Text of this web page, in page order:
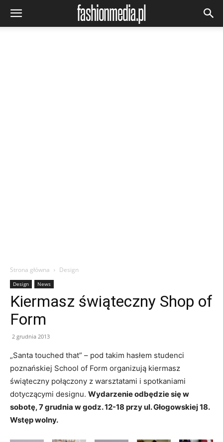
Strona główna Design
Design News
Kiermasz świąteczny Shop of
Form
2 grudnia 2013
„Santa touched that” – pod takim hasłem studenci
poznańskiej School of Form organizują kiermasz
świąteczny połączony z warsztatami i spotkaniami
dotyczącymi designu. Wydarzenie odbędzie się w
sobotę, 7 grudnia w godz. 12-18 przy ul. Głogowskiej 18.
Wstęp wolny.